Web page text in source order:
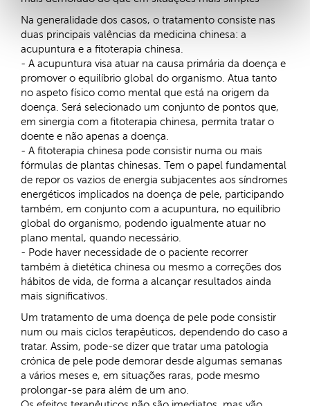
Na generalidade dos casos, o tratamento consiste nas
duas principais valências da medicina chinesa: a
acupuntura e a fitoterapia chinesa.
- A acupuntura visa atuar na causa primária da doença e
promover o equilíbrio global do organismo. Atua tanto
no aspeto físico como mental que está na origem da
doença. Será selecionado um conjunto de pontos que,
em sinergia com a fitoterapia chinesa, permita tratar o
doente e não apenas a doença.
- A fitoterapia chinesa pode consistir numa ou mais
fórmulas de plantas chinesas. Tem o papel fundamental
de repor os vazios de energia subjacentes aos síndromes
energéticos implicados na doença de pele, participando
também, em conjunto com a acupuntura, no equilíbrio
global do organismo, podendo igualmente atuar no
plano mental, quando necessário.
- Pode haver necessidade de o paciente recorrer
também à dietética chinesa ou mesmo a correções dos
hábitos de vida, de forma a alcançar resultados ainda
mais significativos.
Um tratamento de uma doença de pele pode consistir
num ou mais ciclos terapêuticos, dependendo do caso a
tratar. Assim, pode-se dizer que tratar uma patologia
crónica de pele pode demorar desde algumas semanas
a vários meses e, em situações raras, pode mesmo
prolongar-se para além de um ano.